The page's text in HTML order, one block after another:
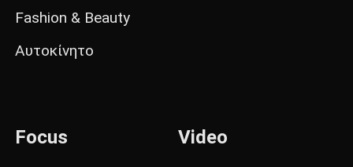
Fashion & Beauty
Αυτοκίνητο
Focus Video